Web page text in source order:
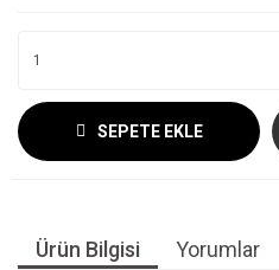
SEPETE EKLE
Ürün Bilgisi Yorumlar